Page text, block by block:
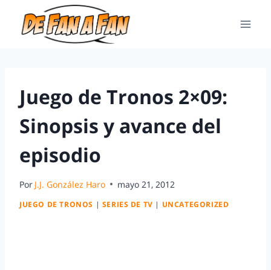
Juego de Tronos 2×09:
Sinopsis y avance del
episodio
Por J.J. González Haro mayo 21, 2012
JUEGO DE TRONOS | SERIES DE TV | UNCATEGORIZED